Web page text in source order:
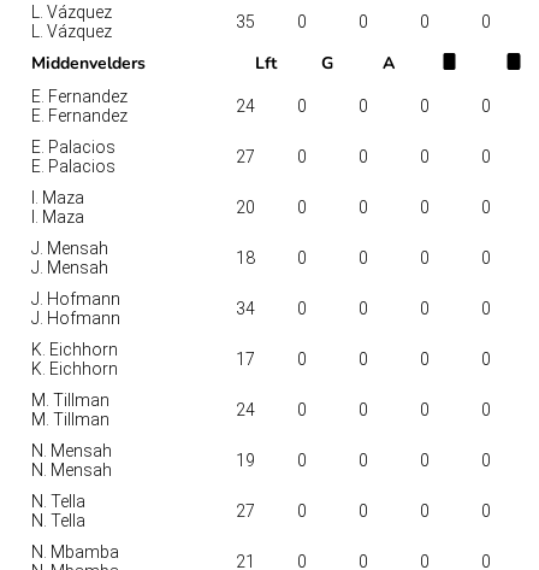
L. Vázquez
L. Vázquez
35 0 0 0 0
Middenvelders Lft G A
E. Fernandez
E. Fernandez
24 0 0 0 0
E. Palacios
E. Palacios
27 0 0 0 0
I. Maza
I. Maza
20 0 0 0 0
J. Mensah
J. Mensah
18 0 0 0 0
J. Hofmann
J. Hofmann
34 0 0 0 0
K. Eichhorn
K. Eichhorn
17 0 0 0 0
M. Tillman
M. Tillman
24 0 0 0 0
N. Mensah
N. Mensah
19 0 0 0 0
N. Tella
N. Tella
27 0 0 0 0
N. Mbamba
21 0 0 0 0